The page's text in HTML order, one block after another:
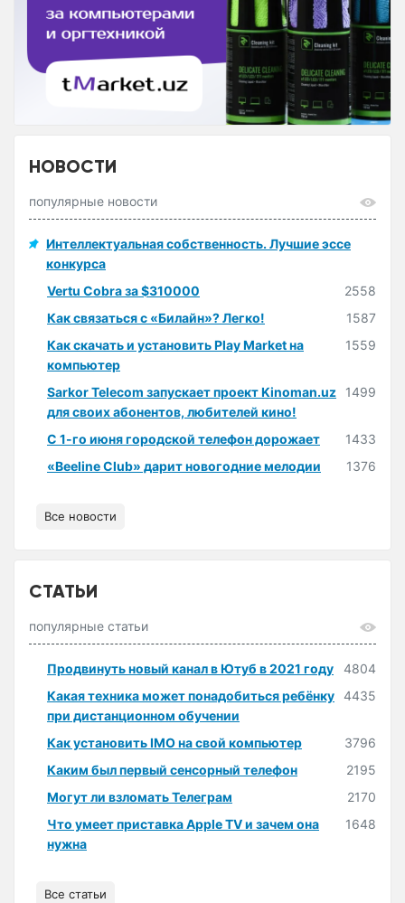
НОВОСТИ
популярные новости
Интеллектуальная собственность. Лучшие эссе
конкурса
Vertu Cobra за $310000
2558
Как связаться с «Билайн»? Легко!
1587
Как скачать и установить Play Market на
компьютер
1559
Sarkor Telecom запускает проект Kinoman.uz
для своих абонентов, любителей кино!
1499
С 1-го июня городской телефон дорожает
1433
«Beeline Club» дарит новогодние мелодии
1376
Все новости
СТАТЬИ
популярные статьи
Продвинуть новый канал в Ютуб в 2021 году
4804
Какая техника может понадобиться ребёнку
при дистанционном обучении
4435
Как установить IMO на свой компьютер
3796
Каким был первый сенсорный телефон
2195
Могут ли взломать Телеграм
2170
Что умеет приставка Apple TV и зачем она
нужна
1648
Все статьи